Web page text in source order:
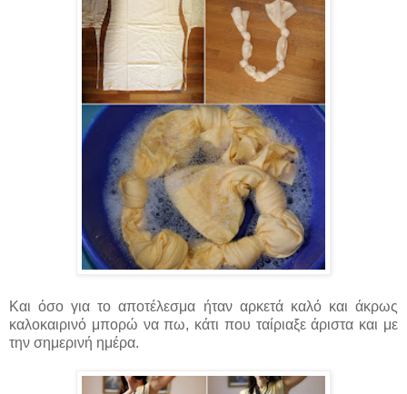
Και όσο για το αποτέλεσμα ήταν αρκετά καλό και άκρως
καλοκαιρινό μπορώ να πω, κάτι που ταίριαξε άριστα και με
την σημερινή ημέρα.